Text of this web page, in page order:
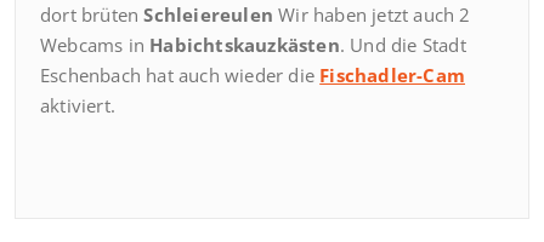
dort brütenSchleiereulen Wir haben jetzt auch 2
Webcams in Habichtskauzkästen. Und die Stadt
Eschenbach hat auch wieder die Fischadler-Cam
aktiviert.